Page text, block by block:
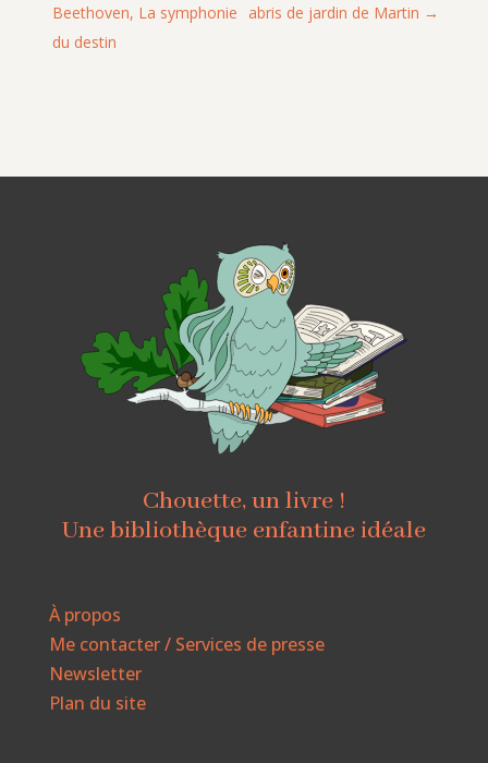
abris de jardin de Martin
Beethoven, La symphonie
du destin
Chouette, un livre !
Une bibliothèque enfantine idéale
À propos
Me contacter / Services de presse
Newsletter
Plan du site